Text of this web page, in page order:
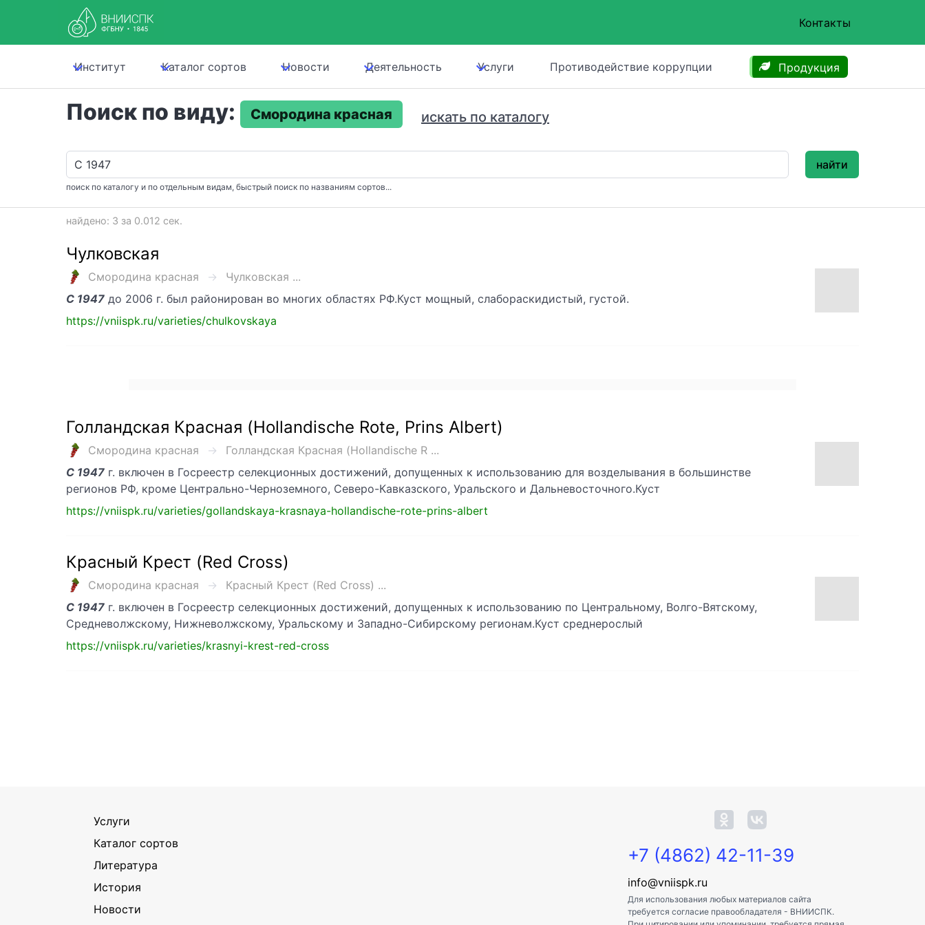
Контакты
Институт Каталог сортов Новости Деятельность Услуги Противодействие коррупции Продукция
Поиск по виду: Смородина красная искать по каталогу
поиск по каталогу и по отдельным видам, быстрый поиск по названиям сортов...
найти
найдено: 3 за 0.012 сек.
Чулковская
Смородина красная
Чулковская ...
С 1947 до 2006 г. был районирован во многих областях РФ.Куст мощный, слабораскидистый, густой.
https://vniispk.ru/varieties/chulkovskaya
Голландская Красная (Hollandische Rote, Prins Albert)
Смородина красная
Голландская Красная (Hollandische R ...
С 1947 г. включен в Госреестр селекционных достижений, допущенных к использованию для возделывания в большинстве
регионов РФ, кроме Центрально-Черноземного, Северо-Кавказского, Уральского и Дальневосточного.Куст
https://vniispk.ru/varieties/gollandskaya-krasnaya-hollandische-rote-prins-albert
Красный Крест (Red Cross)
Смородина красная
Красный Крест (Red Cross) ...
С 1947 г. включен в Госреестр селекционных достижений, допущенных к использованию по Центральному, Волго-Вятскому,
Средневолжскому, Нижневолжскому, Уральскому и Западно-Сибирскому регионам.Куст среднерослый
https://vniispk.ru/varieties/krasnyi-krest-red-cross
Услуги
Каталог сортов
Литература
История
Новости
+7 (4862) 42-11-39
info@vniispk.ru
Для использования любых материалов сайта
требуется согласие правообладателя - ВНИИСПК.